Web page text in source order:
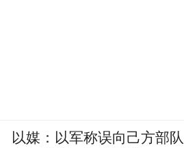
以媒：以军称误向己方部队